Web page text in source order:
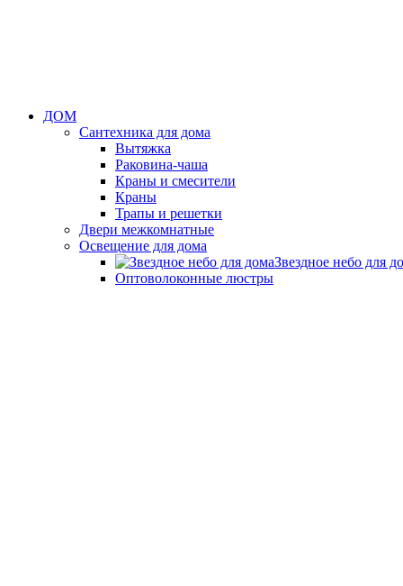
ДОМ
Сантехника для дома
Вытяжка
Раковина-чаша
Краны и смесители
Краны
Трапы и решетки
Двери межкомнатные
Освещение для дома
Звездное небо для
Оптоволоконные люстры